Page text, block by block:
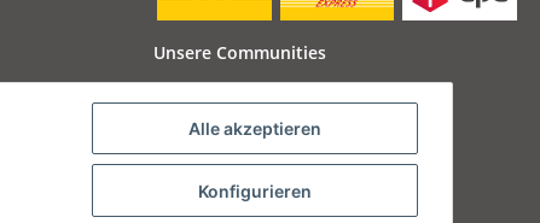
Unsere Communities
Alle akzeptieren
Konfigurieren